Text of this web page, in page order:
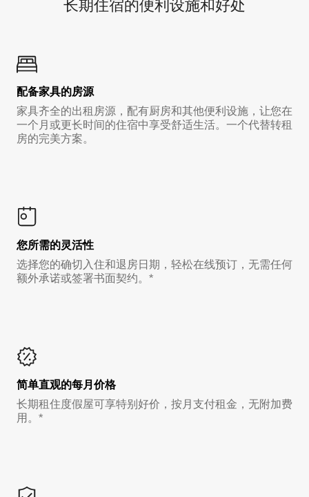
长期住宿的便利设施和好处
配备家具的房源
家具齐全的出租房源，配有厨房和其他便利设施，让您在
一个月或更长时间的住宿中享受舒适生活。一个代替转租
房的完美方案。
您所需的灵活性
选择您的确切入住和退房日期，轻松在线预订，无需任何
额外承诺或签署书面契约。*
简单直观的每月价格
长期租住度假屋可享特别好价，按月支付租金，无附加费
用。*